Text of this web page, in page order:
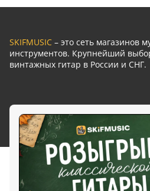
SKIFMUSIC – это сеть магазинов
инструментов. Крупнейший
винтажных гитар в России и СНГ.